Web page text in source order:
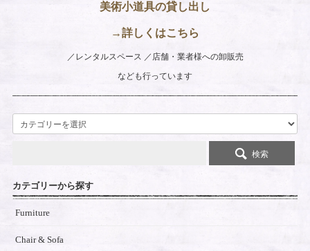
美術小道具の貸し出し
→詳しくはこちら
レンタルスペース
店舗・業者様への卸販売
なども行っています
検索
カテゴリーから探す
Furniture
Chair & Sofa